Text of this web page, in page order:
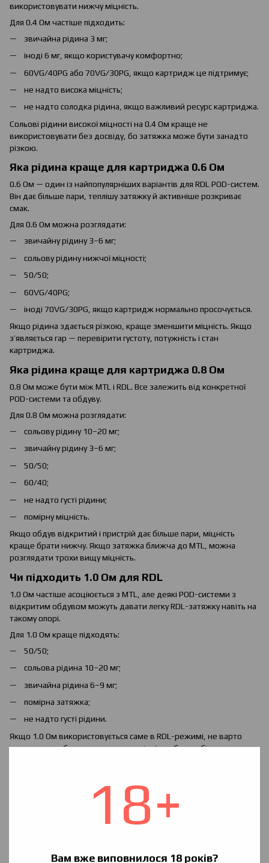
18+
Вам вже виповнилося 18 років?
використовувати нижчу міцність.
Для 0.4 Ом частіше підходить:
звичайна рідина 3 мг;
іноді 6 мг, якщо користувачу комфортно;
60VG/40PG або 70VG/30PG, якщо картридж це підтримує;
не надто висока міцність;
не надто солодка рідина, якщо важливий ресурс картриджа.
Сольові рідини високої міцності на 0.4 Ом краще не
використовувати без досвіду, бо затяжка може бути занадто
різкою.
Яка рідина краще для картриджа 0.6 Ом
0.6 Ом — один із найпопулярніших варіантів для RDL POD-систем.
Він дає більше пари, теплішу затяжку й активніше розкриває
смак.
Для 0.6 Ом можна розглядати:
звичайну рідину 3–6 мг;
сольову рідину нижчої міцності;
50/50;
60VG/40PG;
іноді 70VG/30PG, якщо картридж нормально просочується.
Якщо рідина здається різкою, краще зменшити міцність. Якщо
з’являється гар — перевірити густоту, потужність і стан
картриджа.
Яка рідина краще для картриджа 0.8 Ом
0.8 Ом може бути між MTL і RDL. Все залежить від конкретної
POD-системи та обдуву.
Для 0.8 Ом можна розглядати:
сольову рідину 10–20 мг;
звичайну рідину 3–6 мг;
50/50;
60/40;
не надто густі рідини;
помірну міцність.
Якщо обдув відкритий і пристрій дає більше пари, міцність
краще брати нижчу. Якщо затяжка ближча до MTL, можна
розглядати трохи вищу міцність.
Чи підходить 1.0 Ом для RDL
1.0 Ом частіше асоціюється з MTL, але деякі POD-системи з
відкритим обдувом можуть давати легку RDL-затяжку навіть на
такому опорі.
Для 1.0 Ом краще підходять:
50/50;
сольова рідина 10–20 мг;
звичайна рідина 6–9 мг;
помірна затяжка;
не надто густі рідини.
Якщо 1.0 Ом використовується саме в RDL-режимі, не варто
автоматично брати дуже високу міцність, бо при більш
Потужніші POD-системи частіше мають нижчий опір,
регулювання обдуву й більшу кількість пари. Для них краще
обирати рідини, які витримують активнішу подачу.
звичайні рідини 3–6 мг;